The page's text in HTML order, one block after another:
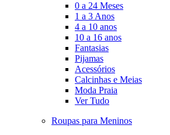
0 a 24 Meses
1 a 3 Anos
4 a 10 anos
10 a 16 anos
Fantasias
Pijamas
Acessórios
Calcinhas e Meias
Moda Praia
Ver Tudo
Roupas para Meninos